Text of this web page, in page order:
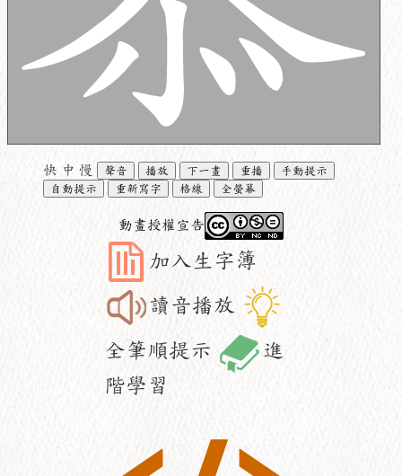
快 中 慢 聲音 播放 下一畫 重播
手動提示
自動提示
重新寫字 格線 全螢幕
動畫授權宣告
加入生字簿
讀音播放
全筆順提示
進
階學習